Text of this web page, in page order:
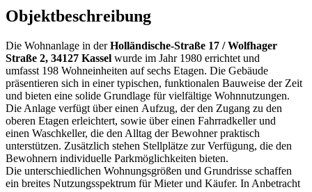
Objektbeschreibung
Die Wohnanlage in derHolländische-Straße 17 / Wolfhager
Straße 2, 34127 Kassel wurde im Jahr 1980 errichtet und
umfasst 198 Wohneinheiten auf sechs Etagen. Die Gebäude
präsentieren sich in einer typischen, funktionalen Bauweise der Zeit
und bieten eine solide Grundlage für vielfältige Wohnnutzungen.
Die Anlage verfügt über einen Aufzug, der den Zugang zu den
oberen Etagen erleichtert, sowie über einen Fahrradkeller und
einen Waschkeller, die den Alltag der Bewohner praktisch
unterstützen. Zusätzlich stehen Stellplätze zur Verfügung, die den
Bewohnern individuelle Parkmöglichkeiten bieten.
Die unterschiedlichen Wohnungsgrößen und Grundrisse schaffen
ein breites Nutzungsspektrum für Mieter und Käufer. In Anbetracht